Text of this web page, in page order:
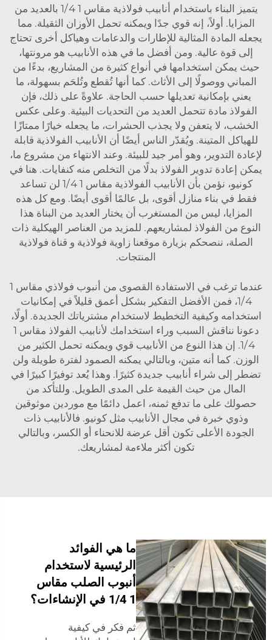
يتميز البناء باستخدام أنابيب فولاذية مقاس 1 1/4 بالعديد من
المزايا. أولاً، إنه قوي جدًا ويمكنه تحمل الأوزان الثقيلة. مما
يجعله المادة المثالية للإطارات والدعامات وهياكل أخرى تحتاج
إلى قوة عالية. ومن أفضل ما في هذه الأنابيب هو مرونتها،
حيث يمكن استخدامها في أنواع كثيرة من المشاريع، بدءًا من
المباني ووصولًا إلى الأثاث. كما أنها تُقطع وتُلحَم بسهولة، ما
يعني بإمكانية تعديلها حسب الحاجة. علاوةً على ذلك، فإن
الفولاذ مادة تتحمل العديد من التحديات البيئية. وعلى عكس
الخشب، لا يتعفن ولا يجذب الحشرات، ما يجعله خيارًا ممتازًا
للهياكل المتينة. ويُقدّر الناس أيضًا أن الأنابيب الفولاذية قابلة
لإعادة التدوير، وهو أمر جيد للبيئة. وعند الانتهاء من مشروع ما،
يمكن إعادة تدوير الفولاذ بدلًا من التخلص منه كنفايات. هنا في
كونيو، نؤمن بأن الأنابيب الفولاذية مقاس 1 1/4 لن تساعد
فقط في بناء منازل أقوى، بل عالمًا أقوى أيضًا. ومع كل هذه
المزايا، ليس من المستغرب أن يختار العديد من البناة هذا
النوع من الفولاذ لمشاريعهم. للمزيد من العناصر الهيكلية ذات
الصلة، ننصحكم بزيارة موقعنا زاوية فولاذية و قناة فولاذية
المنتجات.
عندما ترغب في الاستفادة القصوى من أنبوب فولاذي مقاس 1
1/4، فمن الأفضل التفكير بشكل أعمق قليلاً في إمكانيات
استخدامه وكيفية التخطيط لاستخدام مشترياتك الجديدة. أولًا،
دعونا نناقش السبب وراء استخدامك لأنابيب الفولاذ مقاس 1
1/4. إن هذا النوع من الأنابيب قوي ويمكنه تحمل الكثير من
الوزن. كما أنه متين، وبالتالي يمكنه الصمود لفترة طويلة ولن
تضطر إلى شراء أنابيب جديدة كثيرًا. وهذا يُعد توفيرًا كبيرًا في
المال من حيث القيمة على المدى الطويل. وللتأكد من
حصولك على ما تدفع ثمنه، اعمل دائمًا مع موردين موثوقين
وذوي خبرة في مجال الأنابيب مثل كونيو. فالأنابيب ذات
الجودة الأعلى تكون أقل عرضة للانحناء أو الكسر، وبالتالي
تكون أكثر ملاءمة لمشاريعك.
ما هي الفوائد
الرئيسية لاستخدام
أنبوب الصلب مقاس
1 1/4 في الإنشاءات؟
ثم فكر في كيفية